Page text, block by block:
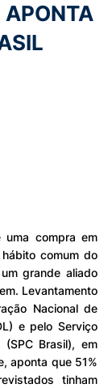
APONTA
comum do
grande aliado
Levantamento
Nacional de
e pelo Serviço
Brasil), em
aponta que 51%
tinham